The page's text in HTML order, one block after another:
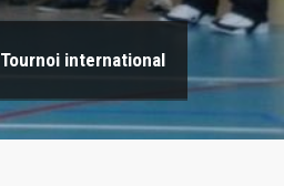
Tournoi international